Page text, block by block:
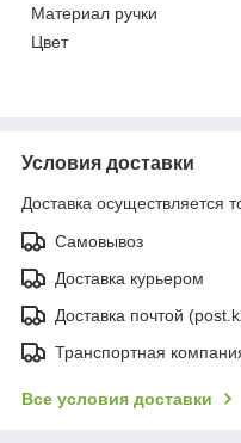
Материал ручки
Цвет
Условия доставки
Доставка осуществляется
Самовывоз
Доставка курьером
Доставка почтой
Транспортная
Все условия доставки